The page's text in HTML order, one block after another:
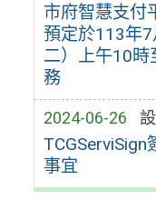
市府智慧支付
預定於113年
二）上午10時
務
2024-06-26
事宜